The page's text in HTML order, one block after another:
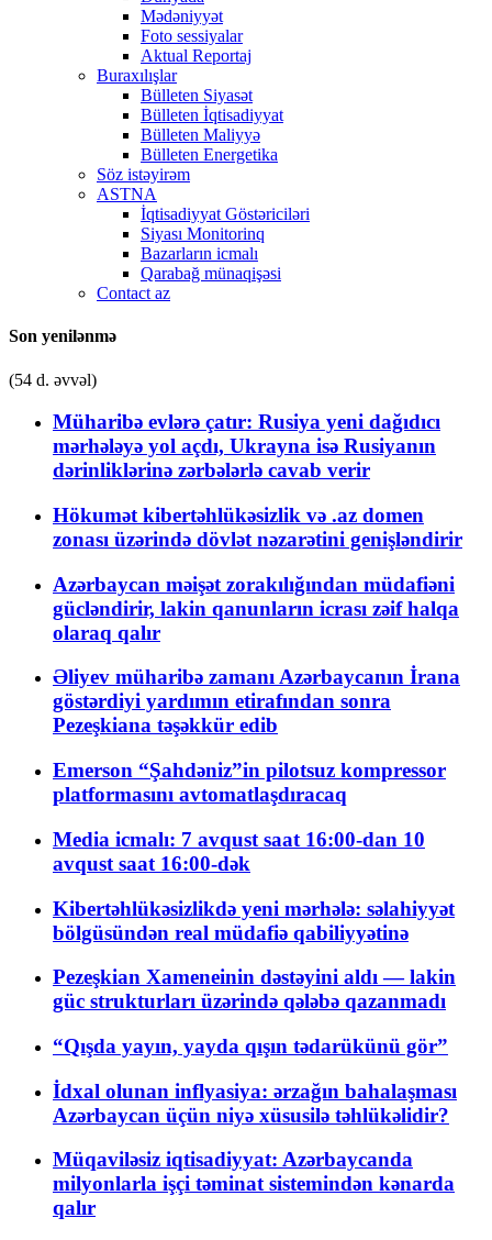
Mədəniyyət
Foto sessiyalar
Aktual Reportaj
Buraxılışlar
Bülleten Siyasət
Bülleten İqtisadiyyat
Bülleten Maliyyə
Bülleten Energetika
Söz istəyirəm
ASTNA
İqtisadiyyat Göstəriciləri
Siyası Monitorinq
Bazarların icmalı
Qarabağ münaqişəsi
Contact az
Son yenilənmə
(54 d. əvvəl)
Müharibə evlərə çatır: Rusiya yeni dağıdıcı
mərhələyə yol açdı, Ukrayna isə Rusiyanın
dərinliklərinə zərbələrlə cavab verir
Hökumət kibertəhlükəsizlik və .az domen
zonası üzərində dövlət nəzarətini genişləndirir
Azərbaycan məişət zorakılığından müdafiəni
gücləndirir, lakin qanunların icrası zəif halqa
olaraq qalır
Əliyev müharibə zamanı Azərbaycanın İrana
göstərdiyi yardımın etirafından sonra
Pezeşkiana təşəkkür edib
Emerson “Şahdəniz”in pilotsuz kompressor
platformasını avtomatlaşdıracaq
Media icmalı: 7 avqust saat 16:00-dan 10
avqust saat 16:00-dək
Kibertəhlükəsizlikdə yeni mərhələ: səlahiyyət
bölgüsündən real müdafiə qabiliyyətinə
Pezeşkian Xameneinin dəstəyini aldı — lakin
güc strukturları üzərində qələbə qazanmadı
“Qışda yayın, yayda qışın tədarükünü gör”
İdxal olunan inflyasiya: ərzağın bahalaşması
Azərbaycan üçün niyə xüsusilə təhlükəlidir?
Müqaviləsiz iqtisadiyyat: Azərbaycanda
milyonlarla işçi təminat sistemindən kənarda
qalır